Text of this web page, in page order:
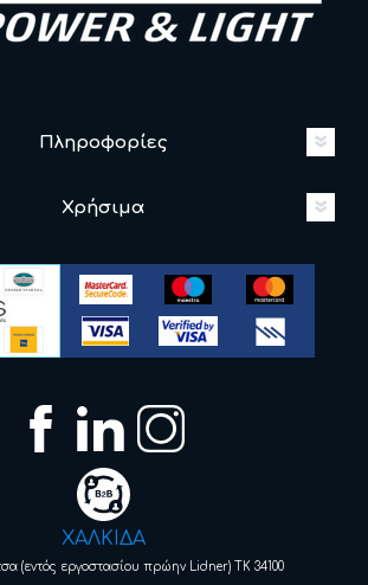
Πληροφορίες
Χρήσιμα
ΧΑΛΚΙΔΑ
(εντός εργοστασίου πρώην Lidner) ΤΚ 34100